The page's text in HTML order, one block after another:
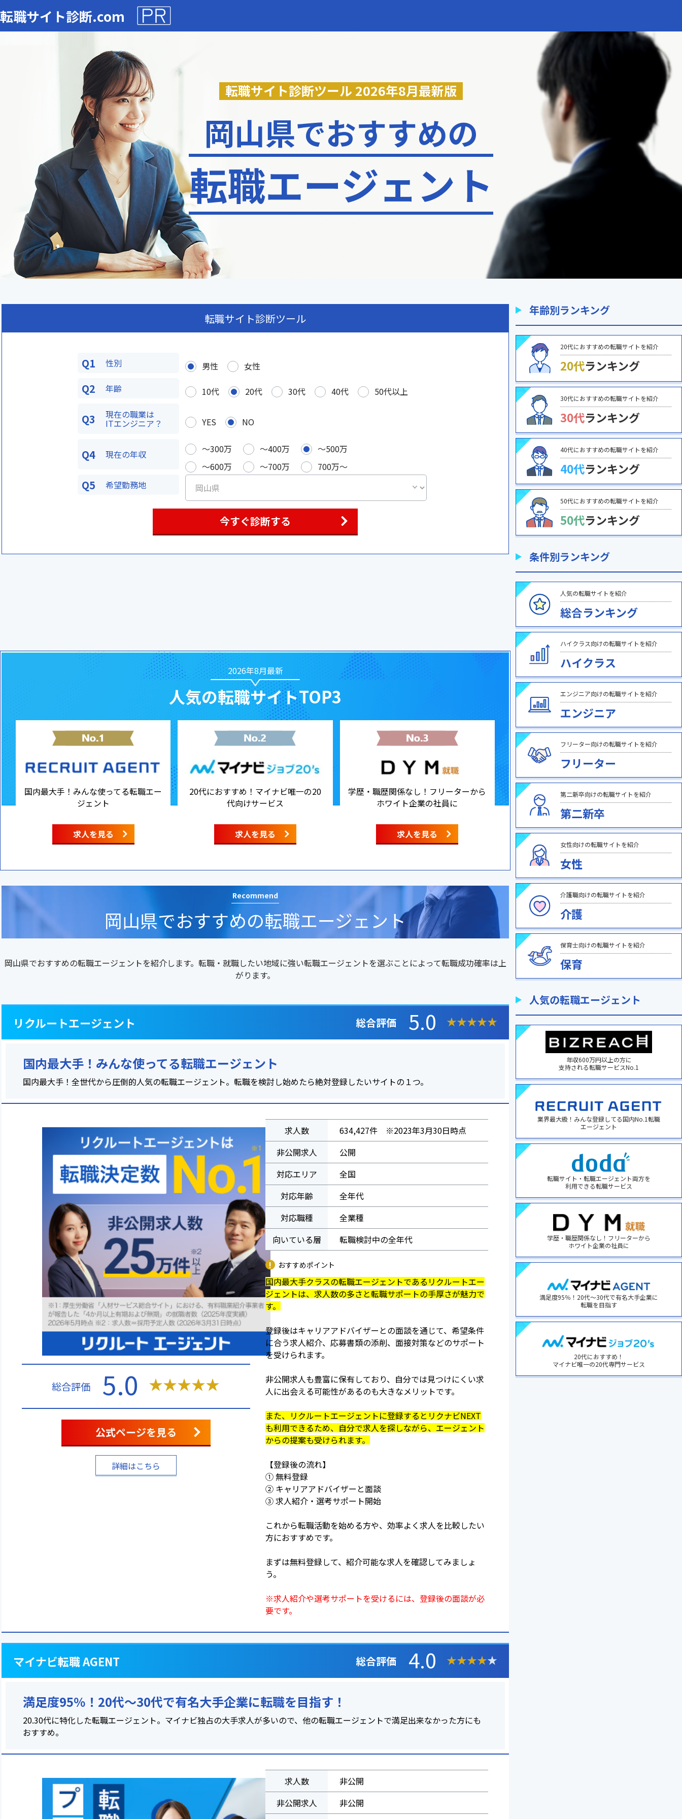
転職サイト診断.com
転職サイト診断ツール 2026年8月最新版
岡山県でおすすめの
転職エージェント
転職サイト診断ツール
Q1 性別 男性 女性
Q2 年齢 10代 20代 30代 40代 50代以上
Q3 現在の職業は
ITエンジニア？ YES NO
Q4 現在の年収 〜300万 〜400万
〜500万
〜600万
〜700万 700万〜
Q5 希望勤務地
今すぐ診断する
2026年8月最新
人気の転職サイトTOP3
国内最大手！みんな使ってる転職エー
ジェント
求人を見る
20代におすすめ！マイナビ唯一の20
代向けサービス
求人を見る
学歴・職歴関係なし！フリーターから
ホワイト企業の社員に
求人を見る
Recommend
岡山県でおすすめの転職エージェント
岡山県でおすすめの転職エージェントを紹介します。転職・就職したい地域に強い転職エージェントを選ぶことによって転職成功確率は上
がります。
リクルートエージェント 総合評価 5.0 ★★★★★
国内最大手！みんな使ってる転職エージェント
国内最大手！全世代から圧倒的人気の転職エージェント。転職を検討し始めたら絶対登録したいサイトの１つ。
総合評価 5.0 ★★★★★
公式ページを見る
詳細はこちら
求人数
634,427件 ※2023年3月30日時点
非公開求人
公開
対応エリア
全国
対応年齢
全年代
対応職種
全業種
向いている層
転職検討中の全年代
おすすめポイント
国内最大手クラスの転職エージェントであるリクルートエー
ジェントは、求人数の多さと転職サポートの手厚さが魅力で
す。
登録後はキャリアアドバイザーとの面談を通じて、希望条件
に合う求人紹介、応募書類の添削、面接対策などのサポート
を受けられます。
非公開求人も豊富に保有しており、自分では見つけにくい求
人に出会える可能性があるのも大きなメリットです。
また、リクルートエージェントに登録するとリクナビNEXT
も利用できるため、自分で求人を探しながら、エージェント
からの提案も受けられます。
【登録後の流れ】
① 無料登録
② キャリアアドバイザーと面談
③ 求人紹介・選考サポート開始
これから転職活動を始める方や、効率よく求人を比較したい
方におすすめです。
まずは無料登録して、紹介可能な求人を確認してみましょ
う。
※求人紹介や選考サポートを受けるには、登録後の面談が必
要です。
マイナビ転職 AGENT 総合評価 4.0 ★★★★★
満足度95％！20代～30代で有名大手企業に転職を目指す！
20.30代に特化した転職エージェント。マイナビ独占の大手求人が多いので、他の転職エージェントで満足出来なかった方にも
おすすめ。
求人数
非公開
非公開求人
非公開
年齢別ランキング
20代におすすめの転職サイトを紹介
20代ランキング
30代におすすめの転職サイトを紹介
30代ランキング
40代におすすめの転職サイトを紹介
40代ランキング
50代におすすめの転職サイトを紹介
50代ランキング
条件別ランキング
人気の転職サイトを紹介
総合ランキング
ハイクラス向けの転職サイトを紹介
ハイクラス
エンジニア向けの転職サイトを紹介
エンジニア
フリーター向けの転職サイトを紹介
フリーター
第二新卒向けの転職サイトを紹介
第二新卒
女性向けの転職サイトを紹介
女性
介護職向けの転職サイトを紹介
介護
保育士向けの転職サイトを紹介
保育
人気の転職エージェント
年収600万円以上の方に
支持される転職サービスNo.1
業界最大級！みんな登録してる国内No.1転職
エージェント
転職サイト・転職エージェント両方を
利用できる転職サービス
学歴・職歴関係なし！フリーターから
ホワイト企業の社員に
満足度95％！20代～30代で有名大手企業に
転職を目指す
20代におすすめ！
マイナビ唯一の20代専門サービス